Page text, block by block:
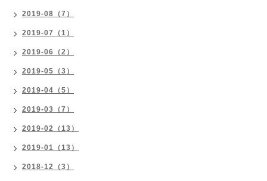
2019-08（7）
2019-07（1）
2019-06（2）
2019-05（3）
2019-04（5）
2019-03（7）
2019-02（13）
2019-01（13）
2018-12（3）